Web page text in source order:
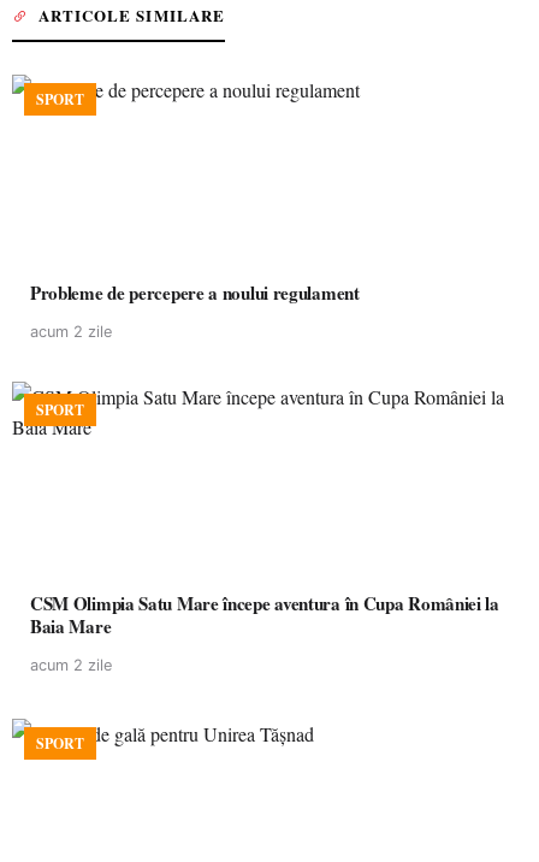
ARTICOLE SIMILARE
SPORT
Probleme de percepere a noului regulament
acum 2 zile
SPORT
CSM Olimpia Satu Mare începe aventura în Cupa României la
Baia Mare
acum 2 zile
SPORT